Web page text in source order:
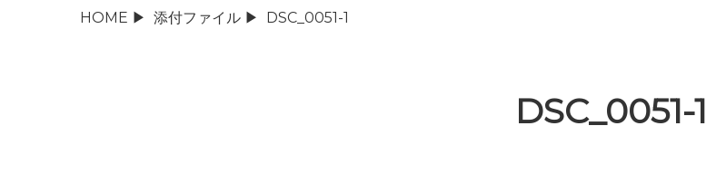
HOME ▶ 添付ファイル ▶ DSC_0051-1
DSC_0051-1